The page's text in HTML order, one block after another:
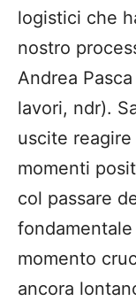
logistici che
nostro
Andrea
lavori, ndr).
uscite
momenti
col passare
momento
ancora